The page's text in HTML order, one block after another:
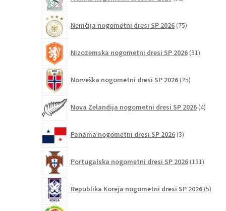
izdelkov
Nemčija nogometni dresi SP 2026 75izdelkov
Nizozemska nogometni dresi SP 2026 31izdelkov
Norveška nogometni dresi SP 2026 25izdelkov
Nova Zelandija nogometni dresi SP 2026 4izdelki
Panama nogometni dresi SP 2026 3izdelki
Portugalska nogometni dresi SP 2026 131
Republika Koreja nogometni dresi SP 2026 5